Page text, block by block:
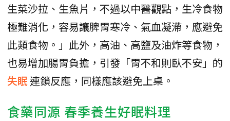
生菜沙拉、生魚片，不過以中醫觀點，生冷食物
極難消化，容易讓脾胃寒冷、氣血凝滯，應避免
此類食物。」此外，高油、高鹽及油炸等食物，
也易增加腸胃負擔，引發「胃不和則臥不安」的
失眠連鎖反應，同樣應該避免上桌。
食藥同源 春季養生好眠料理